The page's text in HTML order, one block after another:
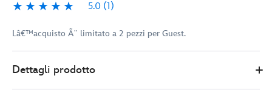
5.0 (1)
5.0
Lâ€™acquisto Ã¨ limitato a 2 pezzi per Guest.
Store
20.00
https://www.disneystore.it/pin-
Dettagli prodotto